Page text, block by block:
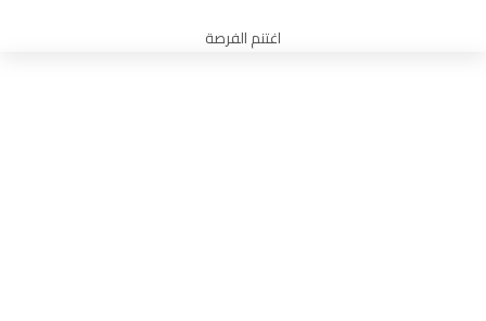
اغتنم الفرصة